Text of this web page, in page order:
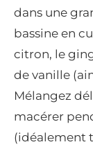
dans une
bassine en
citron, le
de vanille
Mélangez
macérer
(idéalement